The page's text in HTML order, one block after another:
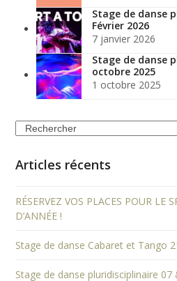
Stage de danse
Février 2026
7 janvier 2026
Stage de danse
octobre 2025
1 octobre 2025
Search
Articles récents
RÉSERVEZ VOS PLACES POUR LE
D’ANNÉE !
Stage de danse Cabaret et Tango
Stage de danse pluridisciplinaire 07